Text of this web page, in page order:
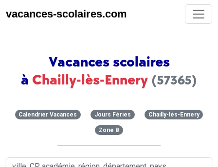
vacances-scolaires.com
Vacances scolaires
à Chailly-lès-Ennery (57365)
Calendrier Vacances Jours Féries Chailly-lès-Ennery
Zone B